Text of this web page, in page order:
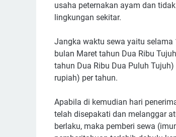
usaha peternakan ayam dan
lingkungan sekitar.
Jangka waktu sewa yaitu
bulan Maret tahun Dua Ribu
tahun Dua Ribu Dua Puluh
rupiah) per tahun.
Apabila di kemudian hari
telah disepakati dan melanggar
berlaku, maka pemberi sewa